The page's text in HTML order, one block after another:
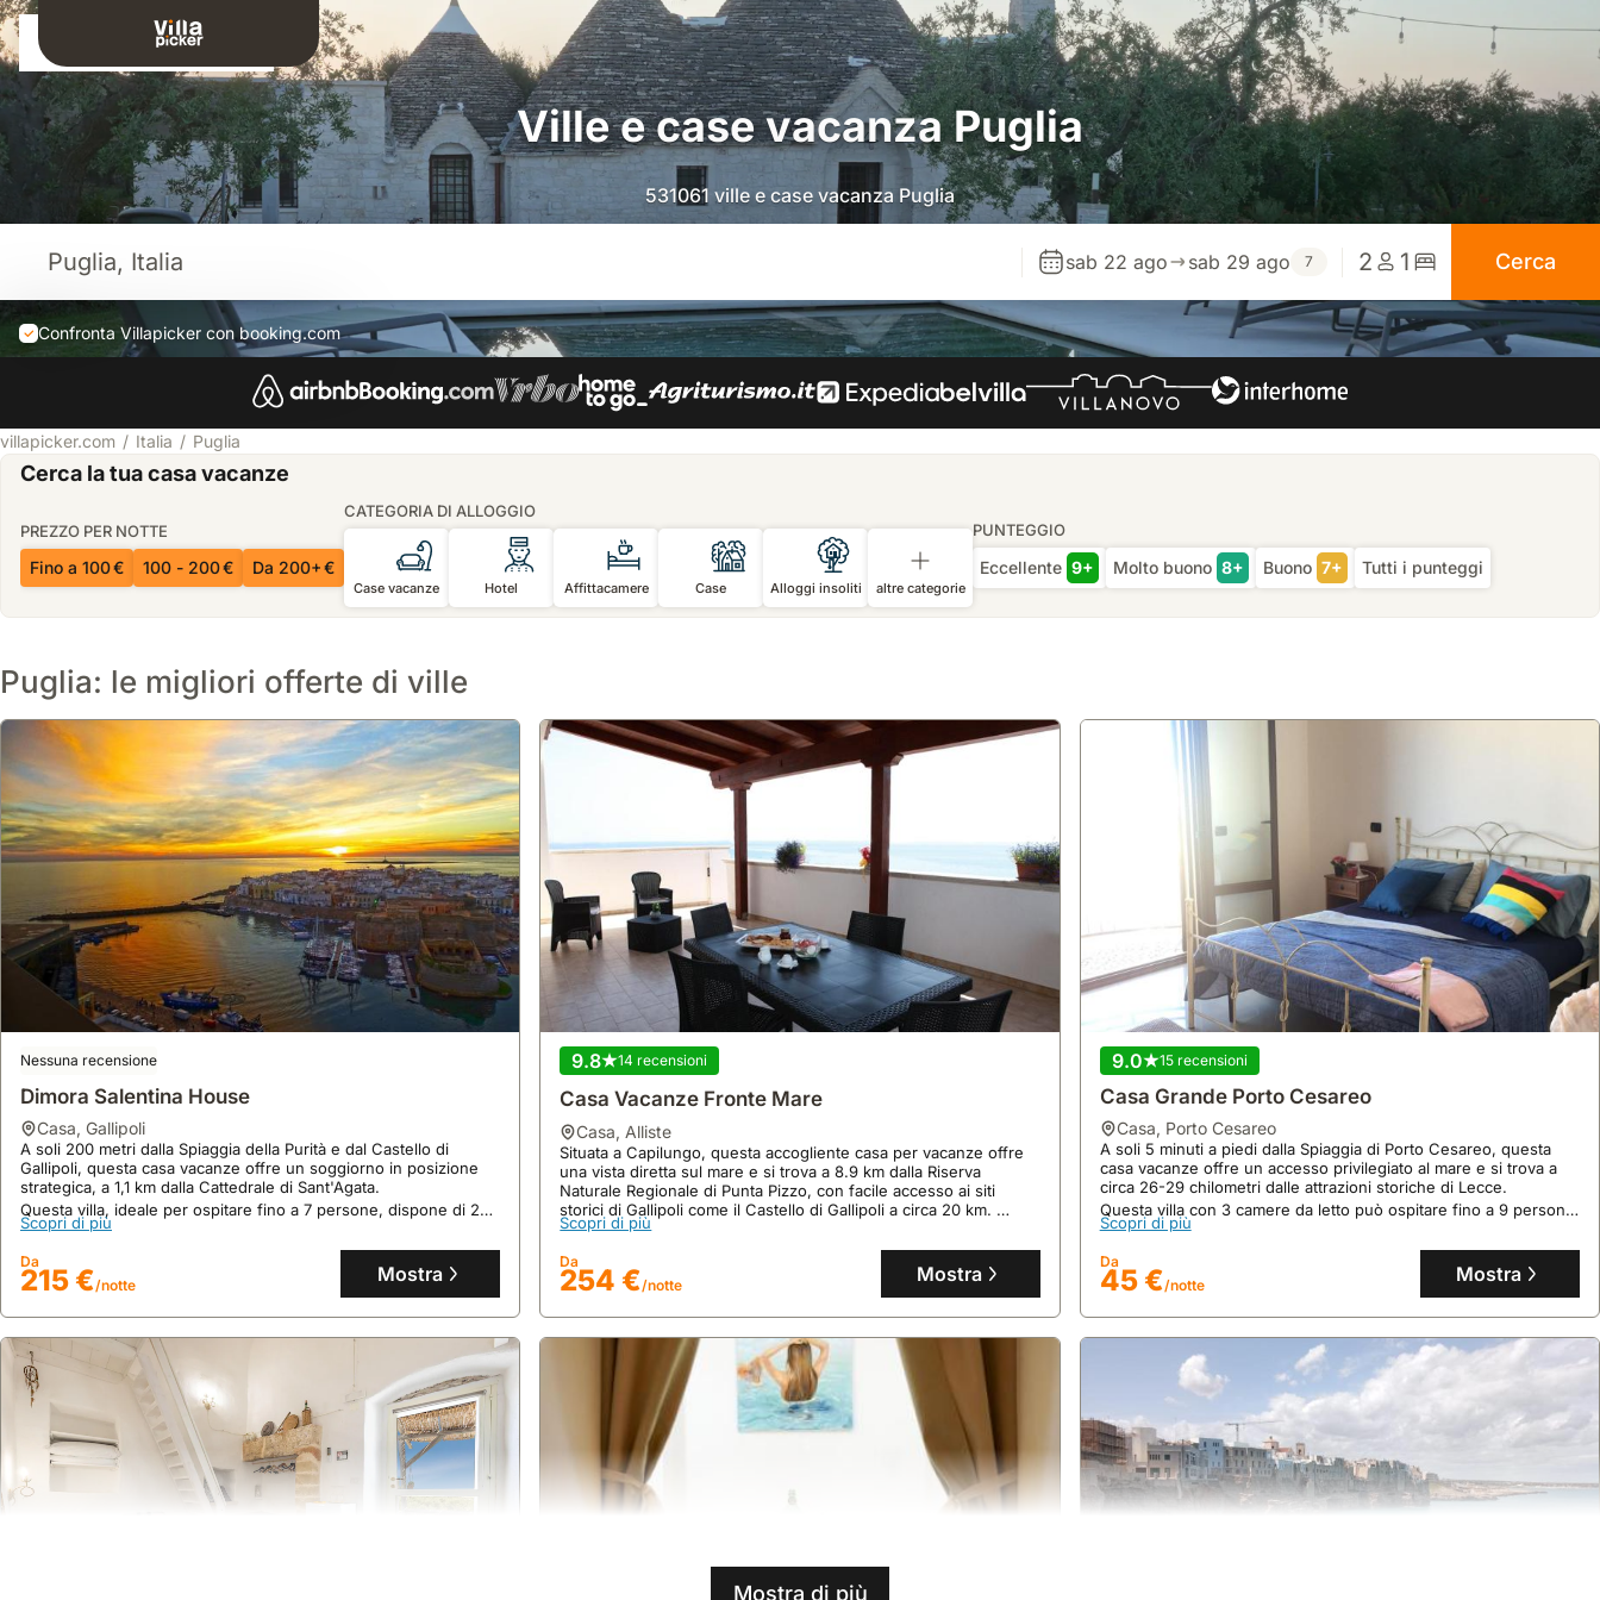
Connessione
Ville e case vacanza Puglia
531061 ville e case vacanza Puglia
sab 22 ago sab 29 ago 7 2 1 Cerca
Confronta Villapicker con booking.com
villapicker.com Italia Puglia
Cerca la tua casa vacanze
PREZZO PER NOTTE
Fino a 100 € 100 - 200 € Da 200+ €
CATEGORIA DI ALLOGGIO
Case vacanze Hotel Affittacamere Case Alloggi insoliti altre categorie
PUNTEGGIO
Eccellente 9+ Molto buono 8+ Buono 7+ Tutti i punteggi
Puglia: le migliori offerte di ville
Nessuna recensione
Dimora Salentina House
casa, Gallipoli
A soli 200 metri dalla Spiaggia della Purità e dal Castello di
Gallipoli, questa casa vacanze offre un soggiorno in posizione
strategica, a 1,1 km dalla Cattedrale di Sant'Agata.
Questa villa, ideale per ospitare fino a 7 persone, dispone di 2
camere da letto, 1 bagno, aria condizionata e un angolo cottura
attrezzato, con possibilità di navetta a pagamento e noleggio
biciclette per esplorare i dintorni.
Scopri di più
Da
215 €/notte Mostra
9.8 14 recensioni
Casa Vacanze Fronte Mare
casa, Alliste
Situata a Capilungo, questa accogliente casa per vacanze offre
una vista diretta sul mare e si trova a 8.9 km dalla Riserva
Naturale Regionale di Punta Pizzo, con facile accesso ai siti
storici di Gallipoli come il Castello di Gallipoli a circa 20 km.
Questa spaziosa villa di 130 mq, ideale per 13 persone, vanta
due camere da letto, aria condizionata e una cucina attrezzata,
con servizi aggiuntivi come minimarket e bar in loco, oltre a un
parcheggio privato gratuito.
Scopri di più
Da
254 €/notte Mostra
9.0 15 recensioni
Casa Grande Porto Cesareo
casa, Porto Cesareo
A soli 5 minuti a piedi dalla Spiaggia di Porto Cesareo, questa
casa vacanze offre un accesso privilegiato al mare e si trova a
circa 26-29 chilometri dalle attrazioni storiche di Lecce.
Questa villa con 3 camere da letto può ospitare fino a 9 persone,
disponendo di aria condizionata, cucina attrezzata e una terrazza
privata, con parcheggio gratuito e noleggio biciclette in loco.
Scopri di più
Da
45 €/notte Mostra
Mostra di più